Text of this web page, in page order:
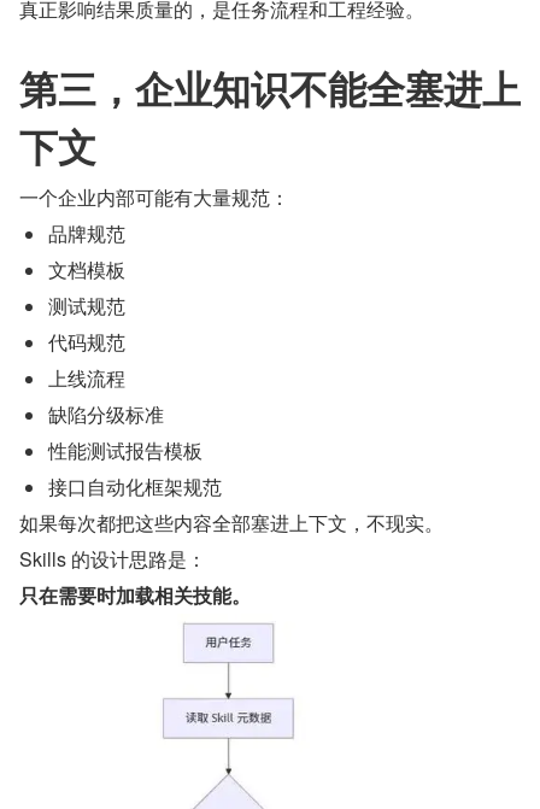
真正影响结果质量的，是任务流程和工程经验。
第三，企业知识不能全塞进上
下文
一个企业内部可能有大量规范：
品牌规范
文档模板
测试规范
代码规范
上线流程
缺陷分级标准
性能测试报告模板
接口自动化框架规范
如果每次都把这些内容全部塞进上下文，不现实。
Skills 的设计思路是：
只在需要时加载相关技能。